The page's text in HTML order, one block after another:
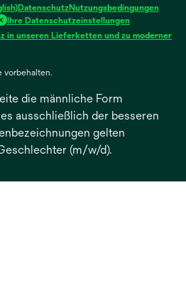
DatenschutzNutzungsbedingungen
Ihre Datenschutzeinstellungen
in unseren Lieferketten und zu moderner
vorbehalten.
die männliche Form
ausschließlich der besseren
gelten
(m/w/d).